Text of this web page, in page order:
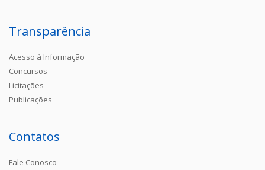
Transparência
Acesso à Informação
Concursos
Licitações
Publicações
Contatos
Fale Conosco